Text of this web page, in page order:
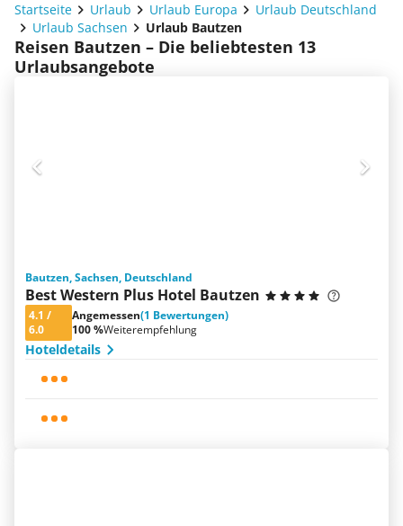
Startseite Urlaub Urlaub Europa
Urlaub Deutschland
Urlaub Sachsen
Urlaub Bautzen
Reisen Bautzen – Die beliebtesten 13
Urlaubsangebote
Bautzen, Sachsen, Deutschland
Best Western Plus Hotel Bautzen
4.1 /
6.0
Angemessen(1 Bewertungen)
100 %Weiterempfehlung
Hoteldetails